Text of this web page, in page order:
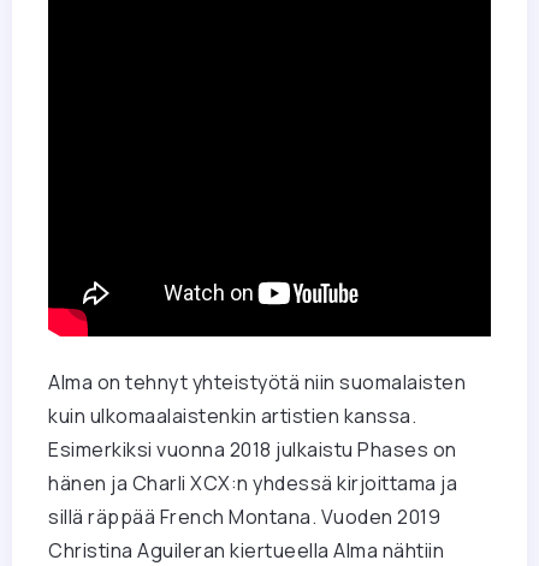
Alma on tehnyt yhteistyötä niin suomalaisten
kuin ulkomaalaistenkin artistien kanssa.
Esimerkiksi vuonna 2018 julkaistu Phases on
hänen ja Charli XCX:n yhdessä kirjoittama ja
sillä räppää French Montana. Vuoden 2019
Christina Aguileran kiertueella Alma nähtiin